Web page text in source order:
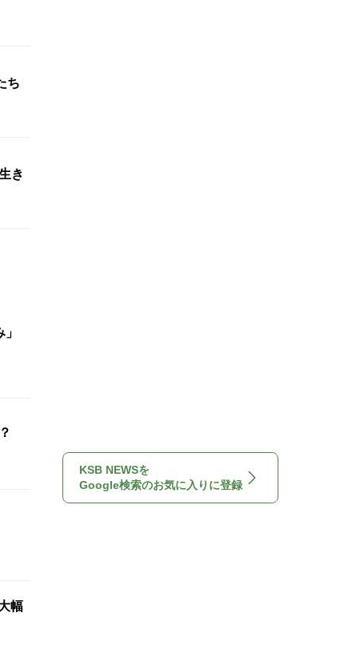
ち
き
幅
KSB NEWSを
Google検索のお気に入りに登録